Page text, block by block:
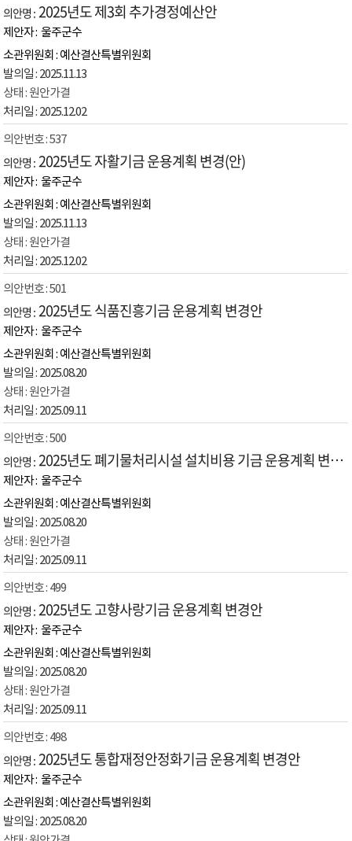
2025년도 제3회 추가경정예산안
울주군수
예산결산특별위원회
2025.11.13
원안가결
2025.12.02
537
2025년도 자활기금 운용계획 변경(안)
울주군수
예산결산특별위원회
2025.11.13
원안가결
2025.12.02
501
2025년도 식품진흥기금 운용계획 변경안
울주군수
예산결산특별위원회
2025.08.20
원안가결
2025.09.11
500
2025년도 폐기물처리시설 설치비용 기금 운용계획 변경안
울주군수
예산결산특별위원회
2025.08.20
원안가결
2025.09.11
499
2025년도 고향사랑기금 운용계획 변경안
울주군수
예산결산특별위원회
2025.08.20
원안가결
2025.09.11
498
2025년도 통합재정안정화기금 운용계획 변경안
울주군수
예산결산특별위원회
2025.08.20